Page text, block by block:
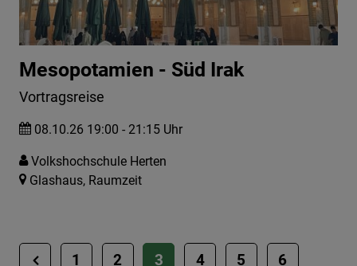
Mesopotamien - Süd Irak
Vortragsreise
08.10.26 19:00 - 21:15 Uhr
Volkshochschule Herten
Glashaus, Raumzeit
1 2 3 4 5 6